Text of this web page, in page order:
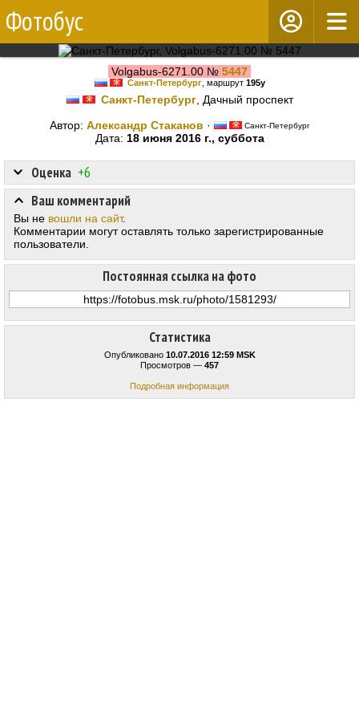
Фотобус
Volgabus-6271.00 № 5447
Санкт-Петербург, маршрут 195у
Санкт-Петербург, Дачный проспект
Автор: Александр Стаканов · Санкт-Петербург
Дата: 18 июня 2016 г., суббота
Статистика
Опубликовано 10.07.2016 12:59 MSK
Просмотров — 457
Подробная информация
Оценка +6
Постоянная ссылка на фото
Ваш комментарий
Вы не вошли на сайт.
Комментарии могут оставлять только зарегистрированные
пользователи.